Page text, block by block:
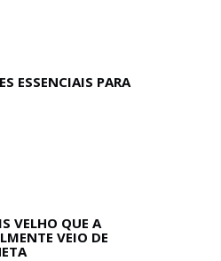
ESSENCIAIS PARA
VELHO QUE A
VEIO DE